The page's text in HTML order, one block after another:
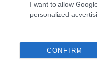
I want to allow
personalized
CONFIRM
Όροι Χρήσης. Το site
Πολιτική Απορρήτου&Όροι